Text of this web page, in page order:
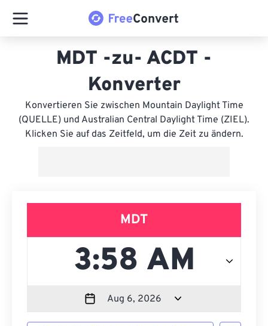
MDT -zu- ACDT -
Konverter
Konvertieren Sie zwischen Mountain Daylight Time
(QUELLE) und Australian Central Daylight Time (ZIEL).
Klicken Sie auf das Zeitfeld, um die Zeit zu ändern.
MDT